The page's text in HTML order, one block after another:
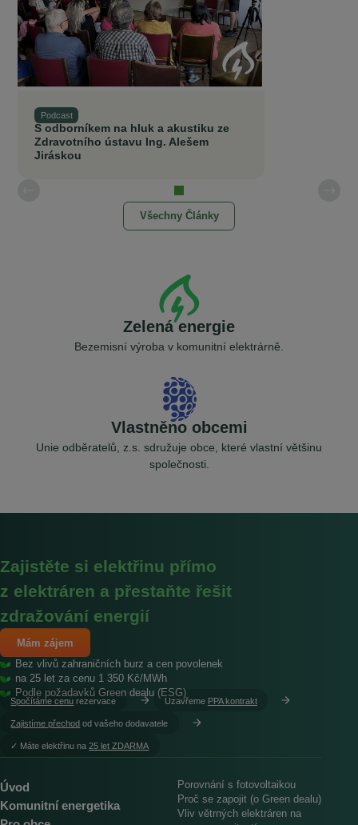
Podcast
S odborníkem na hluk a akustiku ze
Zdravotního ústavu Ing. Alešem
Jiráskou
Všechny Články
Zelená energie
Bezemisní výroba v komunitní elektrárně.
Vlastněno obcemi
Unie odběratelů, z.s. sdružuje obce, které vlastní většinu
společnosti.
Zajistěte si elektřinu přímo
z elektráren a přestaňte řešit
zdražování energií
Mám zájem
Bez vlivů zahraničních burz a cen povolenek
na 25 let za cenu 1 350 Kč/MWh
Podle požadavků Green dealu (ESG)
Spočítáme cenu rezervace Uzavřeme PPA kontrakt
Zajistíme přechod od vašeho dodavatele
︎✓ Máte elektřinu na25 let ZDARMA
Úvod
Komunitní energetika
Porovnání s fotovoltaikou
Proč se zapojit (o Green dealu)
Vliv větrných elektráren na